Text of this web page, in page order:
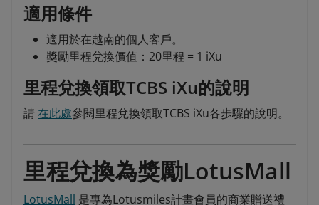
適用條件
適用於在越南的個人客戶。
獎勵里程兌換價值：20里程 = 1 iXu
里程兌換領取TCBS iXu的說明
請 在此處參閱里程兌換領取TCBS iXu各歩驟的說明。
里程兌換為獎勵LotusMall
LotusMall 是專為Lotusmiles計畫會員的商業贈送禮